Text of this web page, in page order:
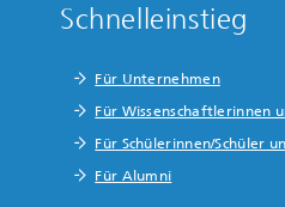
Schnelleinstieg
Für Unternehmen
Für Wissenschaftlerinnen
Für Schülerinnen/Schüler
Für Alumni